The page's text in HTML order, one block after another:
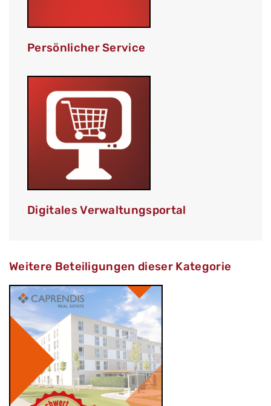
Persönlicher Service
Digitales Verwaltungsportal
Weitere Beteiligungen dieser Kategorie